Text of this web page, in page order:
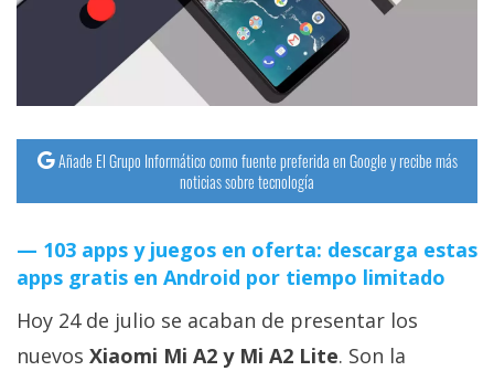
Operadores
Trucos
Tutoriales
Ciberseguridad
Sistemas
operativos
Añade El Grupo Informático como fuente preferida en Google y recibe más
noticias sobre tecnología
103 apps y juegos en oferta: descarga estas
apps gratis en Android por tiempo limitado
Hoy 24 de julio se acaban de presentar los
nuevos Xiaomi Mi A2 y Mi A2 Lite. Son la